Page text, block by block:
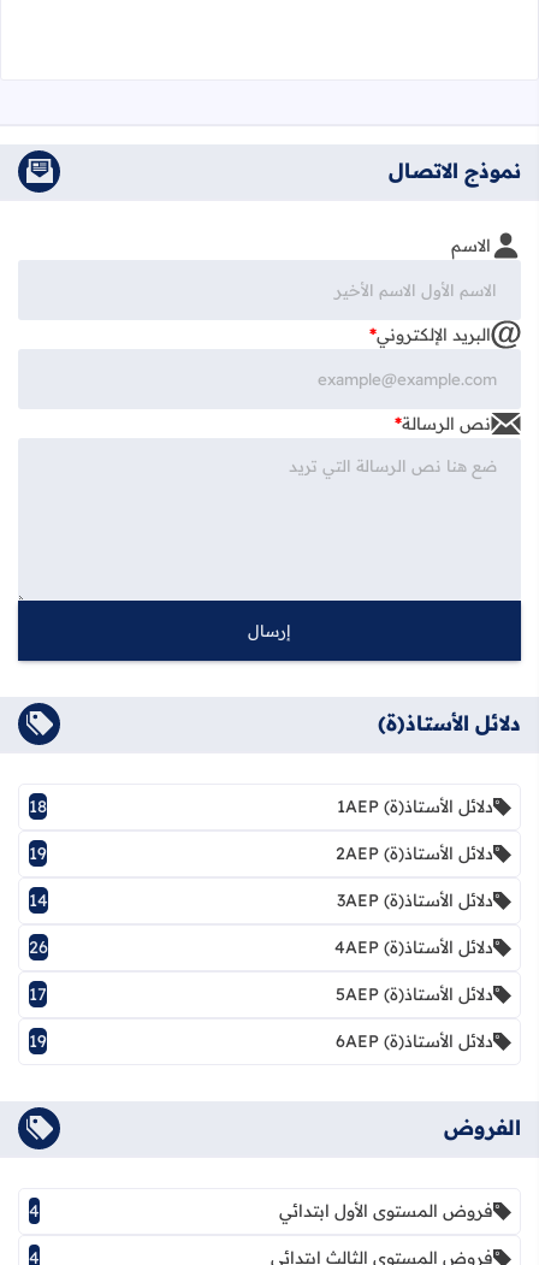
نموذج الاتصال
الاسم
البريد الإلكتروني*
نص الرسالة*
دلائل الأستاذ(ة)
دلائل الأستاذ(ة) 1AEP 18
دلائل الأستاذ(ة) 2AEP 19
دلائل الأستاذ(ة) 3AEP 14
دلائل الأستاذ(ة) 4AEP 26
دلائل الأستاذ(ة) 5AEP 17
دلائل الأستاذ(ة) 6AEP 19
الفروض
فروض المستوى الأول ابتدائي 4
فروض المستوى الثالث ابتدائي 4